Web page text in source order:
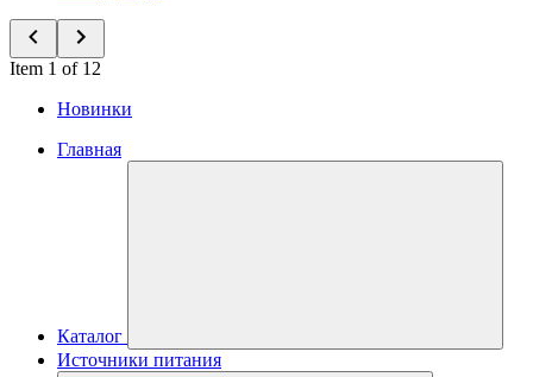
Item 1 of 12
Новинки
Главная
Каталог
Источники питания